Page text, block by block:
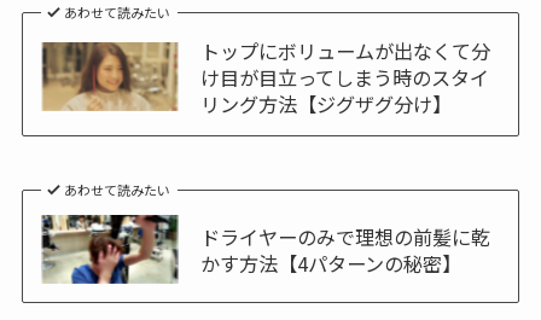
あわせて読みたい
トップにボリュームが出なくて分
け目が目立ってしまう時のスタイ
リング方法【ジグザグ分け】
あわせて読みたい
ドライヤーのみで理想の前髪に乾
かす方法【4パターンの秘密】